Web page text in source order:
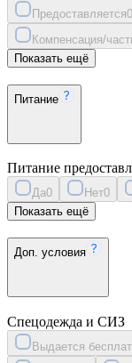
Предоставляется0
Компенсация/
Показать ещё
Питание
Питание
Да0 Нет0
Показать ещё
Доп. условия
Спецодежда и СИЗ
Выдается